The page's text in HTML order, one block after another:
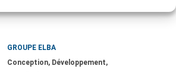
GROUPE ELBA
Conception, Développement,